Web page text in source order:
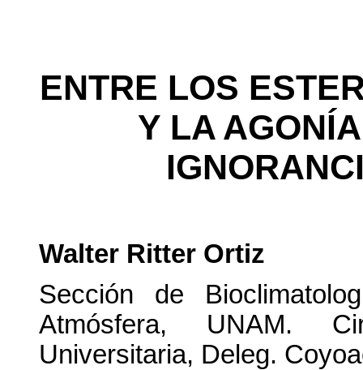
ENTRE LOS
Y LA
Walter Ritter Ortiz
Sección de
Atmósfera, UNAM.
Universitaria, Deleg.